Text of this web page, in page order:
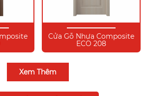
Cửa Gỗ Nhựa Composite
ECO 208
Xem Thêm